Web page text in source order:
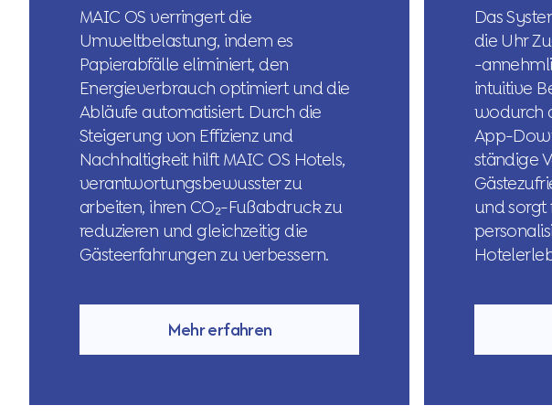
MAIC OS verringert die
Umweltbelastung, indem es
Papierabfälle eliminiert, den
Energieverbrauch optimiert und die
Abläufe automatisiert. Durch die
Steigerung von Effizienz und
Nachhaltigkeit hilft MAIC OS Hotels,
verantwortungsbewusster zu
arbeiten, ihren CO₂-Fußabdruck zu
reduzieren und gleichzeitig die
Gästeerfahrungen zu verbessern.
Mehr erfahren
Das
die Uhr
-
intuitive
wodurch
App-
ständige
und sorgt